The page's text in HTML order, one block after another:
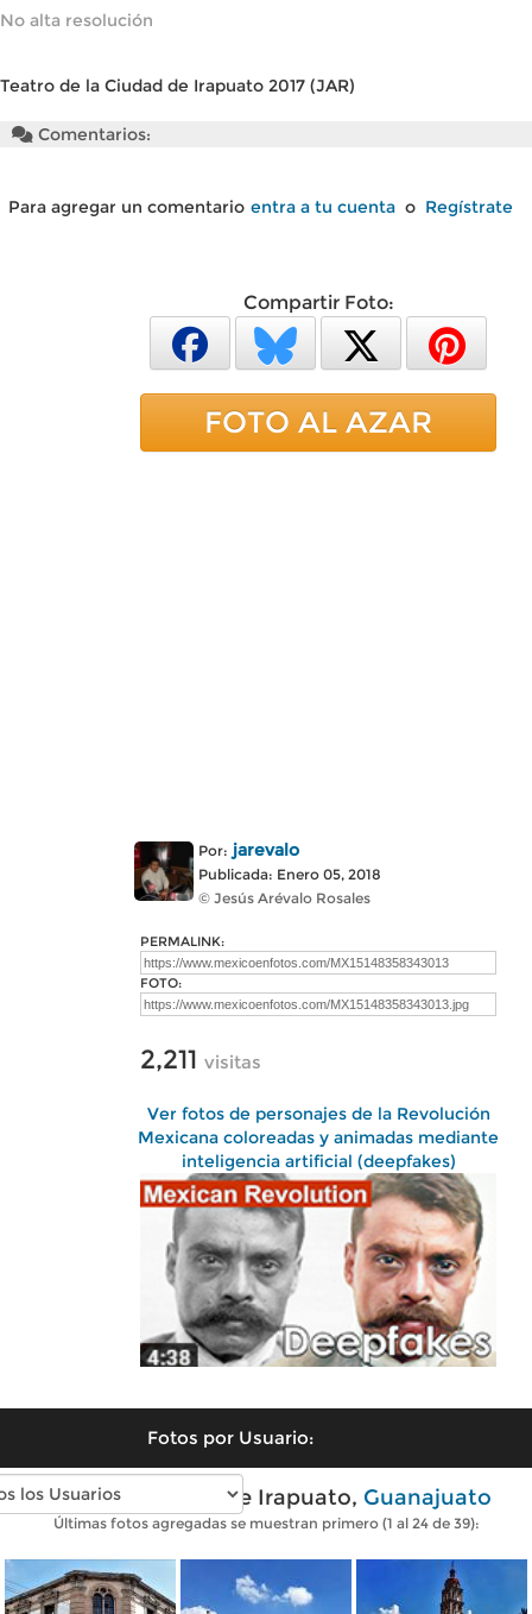
No alta resolución
Teatro de la Ciudad de Irapuato 2017 (JAR)
Comentarios:
Para agregar un comentario entra a tu cuenta o Regístrate
Compartir Foto:
FOTO AL AZAR
Por: jarevalo
Publicada: Enero 05, 2018
© Jesús Arévalo Rosales
PERMALINK:
FOTO:
2,211 visitas
Ver fotos de personajes de la Revolución
Mexicana coloreadas y animadas mediante
inteligencia artificial (deepfakes)
Fotos por Usuario:
Fotos modernas de Irapuato, Guanajuato
Últimas fotos agregadas se muestran primero (1 al 24 de 39):